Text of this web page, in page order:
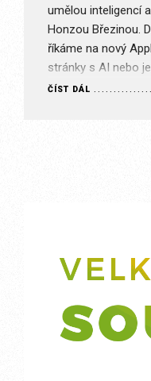
umělou inteligencí
Honzou Březinou.
říkáme na nový
stránky s AI nebo
je určena pouze
ČÍST DÁL